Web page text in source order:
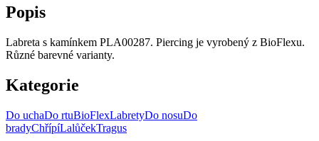
Popis
Labreta s kamínkem PLA00287. Piercing je vyrobený z BioFlexu.
Různé barevné varianty.
Kategorie
Do uchaDo rtuBioFlexLabretyDo nosuDo
bradyChřípíLalůčekTragus